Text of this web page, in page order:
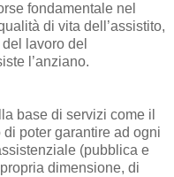
fondamentale nel
di vita dell’assistito,
lavoro del
l’anziano.
base di servizi come il
di poter garantire ad ogni
(pubblica e
dimensione, di